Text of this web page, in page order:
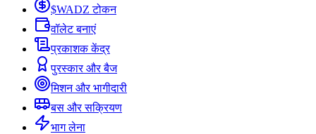
$WADZ टोकन
वॉलेट बनाएं
प्रकाशक केंद्र
पुरस्कार और बैज
मिशन और भागीदारी
बस और सक्रियण
भाग लेना